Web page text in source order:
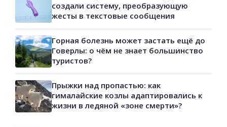
создали систему, преобразующую
жесты в текстовые сообщения
Горная болезнь может застать ещё до
Говерлы: о чём не знает большинство
туристов?
Прыжки над пропастью: как
гималайские козлы адаптировались к
жизни в ледяной «зоне смерти»?